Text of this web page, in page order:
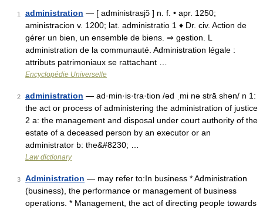
1 administration — [ administrasjɔ̃ ] n. f. • apr. 1250;
aministracion v. 1200; lat. administratio 1 ♦ Dr. civ. Action de
gérer un bien, un ensemble de biens. ⇒ gestion. L
administration de la communauté. Administration légale :
attributs patrimoniaux se rattachant …
Encyclopédie Universelle
2 administration — ad·min·is·tra·tion /əd ˌmi nə strā shən/ n 1:
the act or process of administering the administration of justice
2 a: the management and disposal under court authority of the
estate of a deceased person by an executor or an
administrator b: the&#8230; …
Law dictionary
3 Administration — may refer to:In business * Administration
(business), the performance or management of business
operations. * Management, the act of directing people towards